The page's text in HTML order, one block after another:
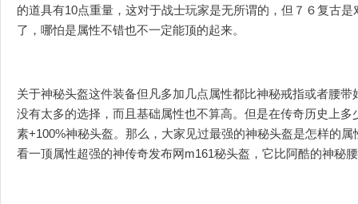
的道具有10点重量，这对于战士玩家是无所谓的，但７６复古
了，哪怕是属性不错也不一定能顶的起来。
关于神秘头盔这件装备但凡多加几点属性都比神秘戒指或者腰
没有太多的选择，而且基础属性也不算高。但是在传奇历史上
素+100%神秘头盔。那么，大家见过最强的神秘头盔是怎样的
看一顶属性超强的神传奇发布网m161秘头盔，它比阿酷的神秘